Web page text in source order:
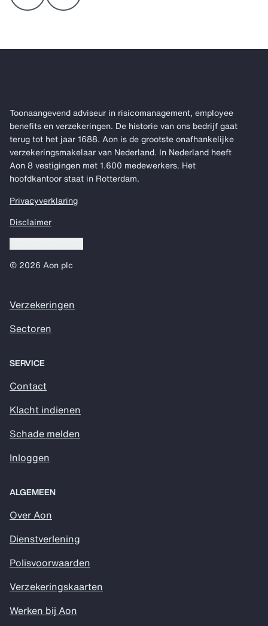
Toonaangevend adviseur in risicomanagement, employee
benefits en verzekeringen. De historie van ons bedrijf gaat
terug tot het jaar 1688. Aon is de grootste onafhankelijke
verzekeringsmakelaar van Nederland. In Nederland heeft
Aon 8 vestigingen met 1.600 medewerkers. Het
hoofdkantoor staat in Rotterdam.
Privacyverklaring
Disclaimer
© 2026 Aon plc
Verzekeringen
Sectoren
SERVICE
Contact
Klacht indienen
Schade melden
Inloggen
ALGEMEEN
Over Aon
Dienstverlening
Polisvoorwaarden
Verzekeringskaarten
Werken bij Aon